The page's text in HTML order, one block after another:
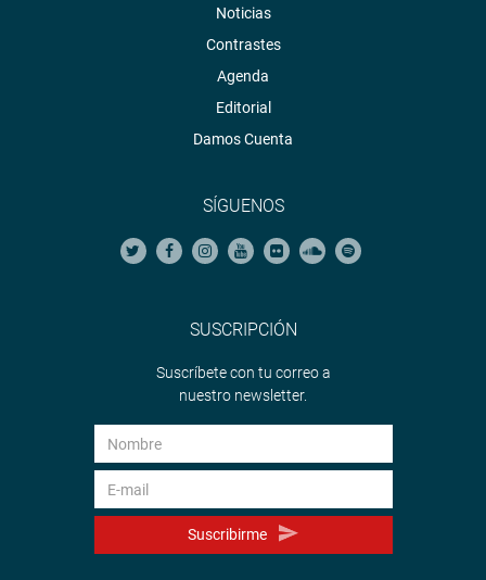
Noticias
Contrastes
Agenda
Editorial
Damos Cuenta
SÍGUENOS
SUSCRIPCIÓN
Suscríbete con tu correo a
nuestro newsletter.
Suscribirme